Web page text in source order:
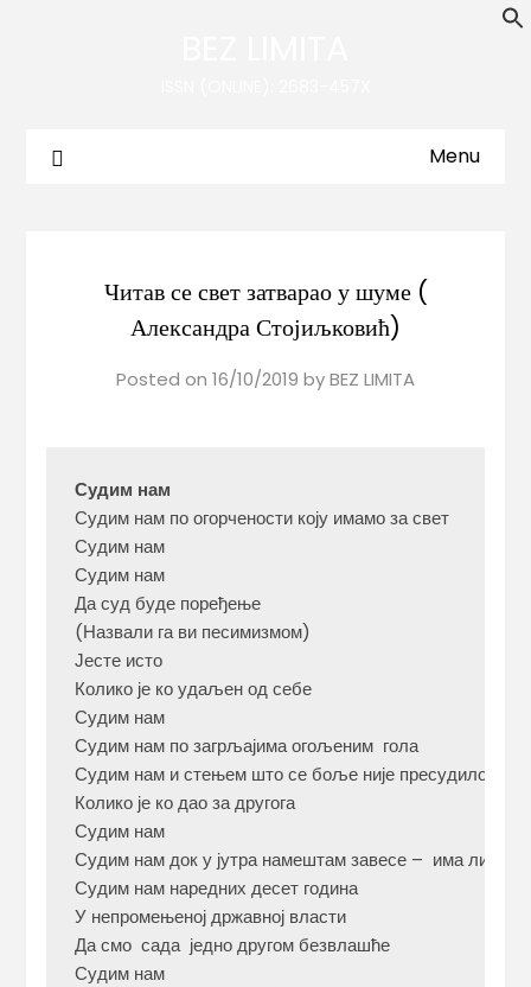
Menu
Читав се свет затварао у шуме (
Александра Стојиљковић)
Posted on 16/10/2019 byBEZ LIMITA
Судим нам
Судим нам по огорчености коју имамо за свет
Судим нам
Судим нам
Да суд буде поређење
(Назвали га ви песимизмом)
Јесте исто
Колико је ко удаљен од себе
Судим нам
Судим нам по загрљајима огољеним  гола
Судим нам и стењем што се боље није пресудило
Колико је ко дао за другога
Судим нам
Судим нам док у јутра намештам завесе –  има ли
Судим нам наредних десет година
У непромењеној државној власти
Да смо  сада  једно другом безвлашће
Судим нам